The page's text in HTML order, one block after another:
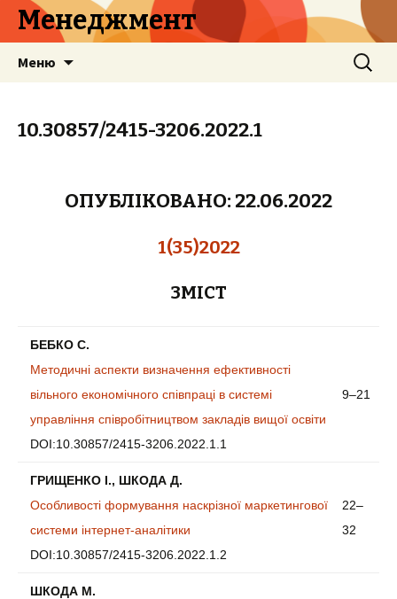
Менеджмент
Меню Найти:
10.30857/2415-3206.2022.1
ОПУБЛІКОВАНО:22.06.2022
1(35)2022
ЗМІСТ
БЕБКО С.
Методичні аспекти визначення ефективності
вільного економічного співпраці в системі
управління співробітництвом закладів вищої освіти
DOI:10.30857/2415-3206.2022.1.1
9–21
ГРИЩЕНКО I., ШКОДА Д.
Особливості формування наскрізної маркетингової
системи інтернет-аналітики
DOI:10.30857/2415-3206.2022.1.2
22–
32
ШКОДА М.